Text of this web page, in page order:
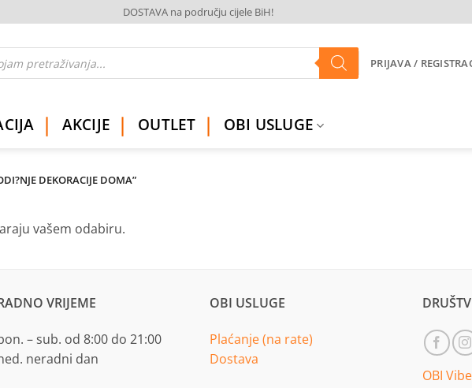
DOSTAVA na području cijele BiH!
PRIJAVA /
AKCIJE OUTLET OBI USLUGE
DEKORACIJE DOMA”
vašem odabiru.
VRIJEME
– sub. od 8:00 do 21:00
neradni dan
OBI USLUGE
Plaćanje (na rate)
Dostava
OBI